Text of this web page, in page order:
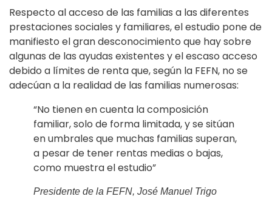
Respecto al acceso de las familias a las diferentes
prestaciones sociales y familiares, el estudio pone de
manifiesto el gran desconocimiento que hay sobre
algunas de las ayudas existentes y el escaso acceso
debido a límites de renta que, según la FEFN, no se
adecúan a la realidad de las familias numerosas:
“No tienen en cuenta la composición
familiar, solo de forma limitada, y se sitúan
en umbrales que muchas familias superan,
a pesar de tener rentas medias o bajas,
como muestra el estudio”
Presidente de la FEFN, José Manuel Trigo